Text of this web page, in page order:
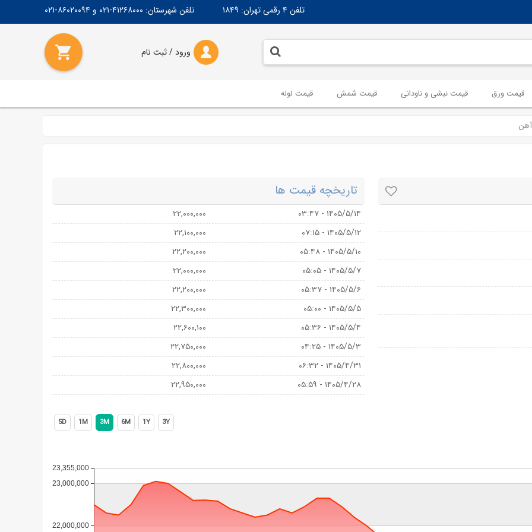
تلفن ۴ رقمی تهران: ۱۸۴۹ تلفن شهرستان: ۴۱۲۶۸۰۰۰-۰۲۱ و ۸۶۰۲۰۰۹۴-۰۲۱
ورود / ثبت‌ نام
قیمت ورق
قیمت نبشی و ناودانی
قیمت شمش
قیمت لوله
تاریخچه قیمت ها
۱۴۰۵/۵/۱۴ - ۰۳:۴۷
۲۲,۰۰۰,۰۰۰
۱۴۰۵/۵/۱۲ - ۰۷:۱۵
۲۲,۱۰۰,۰۰۰
۱۴۰۵/۵/۱۰ - ۰۵:۴۸
۲۲,۲۰۰,۰۰۰
۱۴۰۵/۵/۷ - ۰۵:۰۵
۲۲,۰۰۰,۰۰۰
۱۴۰۵/۵/۶ - ۰۵:۳۷
۲۲,۲۰۰,۰۰۰
۱۴۰۵/۵/۵ - ۰۵:۰۰
۲۲,۳۰۰,۰۰۰
۱۴۰۵/۵/۴ - ۰۵:۳۶
۲۲,۶۰۰,۱۰۰
۱۴۰۵/۵/۳ - ۰۴:۲۵
۲۲,۷۵۰,۰۰۰
۱۴۰۵/۴/۳۱ - ۰۶:۳۲
۲۲,۸۰۰,۰۰۰
۱۴۰۵/۴/۲۸ - ۰۵:۵۹
۲۲,۹۵۰,۰۰۰
5D 1M 3M 6M 1Y 3Y